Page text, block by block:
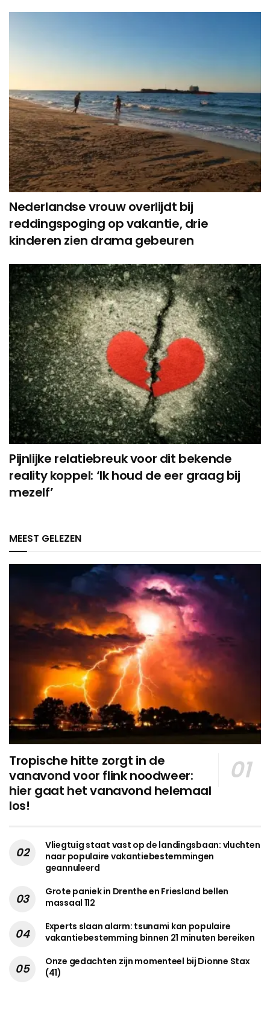
Nederlandse vrouw overlijdt bij
reddingspoging op vakantie, drie
kinderen zien drama gebeuren
Pijnlijke relatiebreuk voor dit bekende
reality koppel: ‘Ik houd de eer graag bij
mezelf’
MEEST GELEZEN
Tropische hitte zorgt in de
vanavond voor flink noodweer:
hier gaat het vanavond helemaal
los!
Vliegtuig staat vast op de landingsbaan: vluchten
naar populaire vakantiebestemmingen
geannuleerd
Grote paniek in Drenthe en Friesland bellen
massaal 112
Experts slaan alarm: tsunami kan populaire
vakantiebestemming binnen 21 minuten bereiken
Onze gedachten zijn momenteel bij Dionne Stax
(41)